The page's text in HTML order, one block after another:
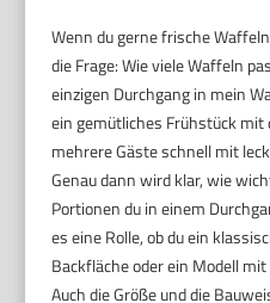
Wenn du gerne frische
die Frage: Wie viele Waffeln
einzigen Durchgang in mein
ein gemütliches Frühstück
mehrere Gäste schnell mit
Genau dann wird klar, wie
Portionen du in einem
es eine Rolle, ob du ein
Backfläche oder ein Modell
Auch die Größe und die